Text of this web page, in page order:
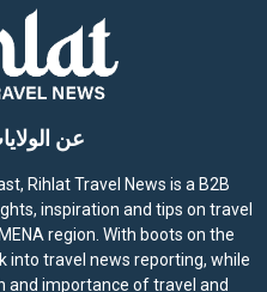
عن
Rihlat Travel News is a B2B
inspiration and tips on travel
region. With boots on the
into travel news reporting, while
and importance of travel and